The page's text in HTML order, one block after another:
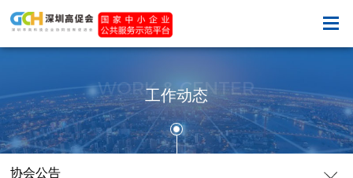
WORK & CENTER
工作动态
协会公告